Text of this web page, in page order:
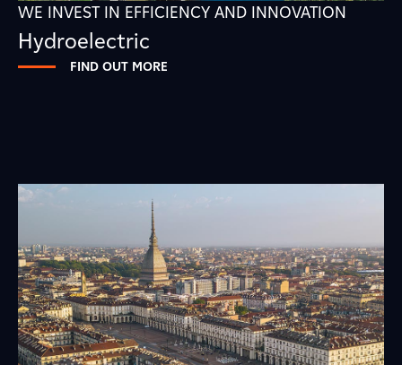
WE INVEST IN EFFICIENCY AND INNOVATION
Hydroelectric
FIND OUT MORE